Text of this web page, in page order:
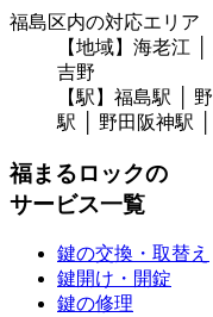
福島区内の対応エリア
【地域】 海老江 │
吉野
【駅】 福島駅 │
駅 │ 野田阪神駅
福まるロックの
サービス一覧
鍵の交換・取替え
鍵開け・開錠
鍵の修理